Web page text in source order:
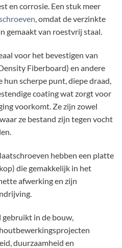
en corrosie. Een stuk meer
, omdat de verzinkte
gemaakt van roestvrij staal.
voor het bevestigen van
Fiberboard) en andere
scherpe punt, diepe draad,
coating wat zorgt voor
voorkomt. Ze zijn zowel
ze bestand zijn tegen vocht
hebben een platte
die gemakkelijk in het
afwerking en zijn
gebruikt in de bouw,
duurzaamheid en